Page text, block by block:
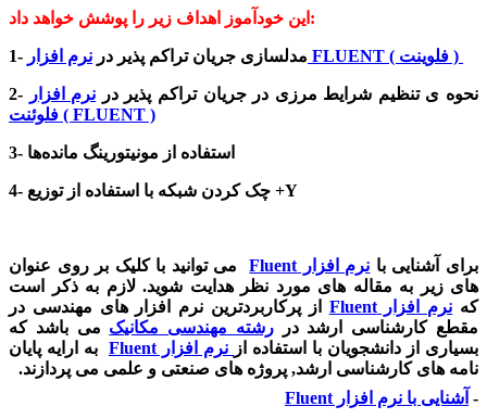
این خودآموز اهداف زیر را پوشش خواهد داد:
1- مدلسازی جریان تراکم پذیر در نرم افزار FLUENT ( فلوینت )
2- نحوه ی تنظیم شرایط مرزی در جریان تراکم پذیر در نرم افزار
فلوئنت ( FLUENT )
3- استفاده از مونیتورینگ مانده‌ها
4- چک کردن شبکه با استفاده از توزیع +Y
برای آشنایی با نرم افزار Fluentمی توانید با کلیک بر روی عنوان
های زیر به مقاله های مورد نظر هدایت شوید. لازم به ذکر است
که نرم افزارFluent از پرکاربردترین نرم افزار های مهندسی در
مقطع کارشناسی ارشد دررشته مهندسی مکانیک می باشد که
بسیاری از دانشجویان با استفاده از نرم افزار Fluent به ارایه پایان
نامه های کارشناسی ارشد, پروژه های صنعتی و علمی می پردازند.
- آشنایی با نرم افزار Fluent